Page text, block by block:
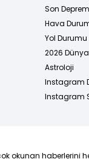
Son
Hava
Yol Durumu
2026
Astroloji
Instagram
Instagram
okunan haberlerini